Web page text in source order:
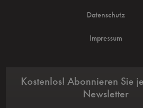
Datenschutz
Impressum
Kostenlos! Abonnieren Sie
Newsletter